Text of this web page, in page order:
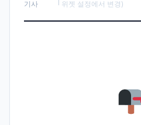
기사
위젯 설정에서 변경)